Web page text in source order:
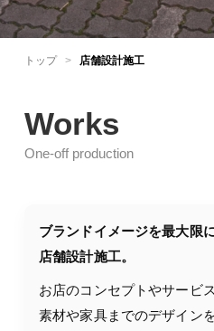
トップ > 店舗設計施工
Works
One-off production
ブランドイメージを最大限
店舗設計施工。
お店のコンセプトやサービ
素材や家具までのデザイン